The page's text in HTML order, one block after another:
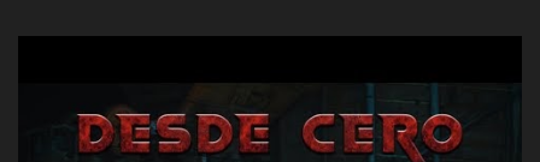
pa más pues hay charola les voy a dar hasta topar pues no hay de
otra Música Surcando bien mi camino voy por mi línea no veo a
los lados aquel que no corre vuela no se me duerm voy chicoteado